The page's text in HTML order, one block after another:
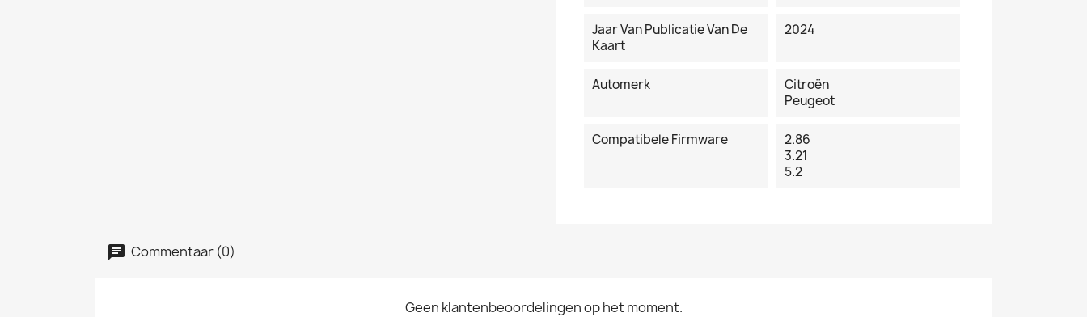
Jaar Van Publicatie Van De
Kaart
2024
Automerk
Citroёn
Peugeot
Compatibele Firmware
2.86
3.21
5.2
Commentaar (0)
Geen klantenbeoordelingen op het moment.